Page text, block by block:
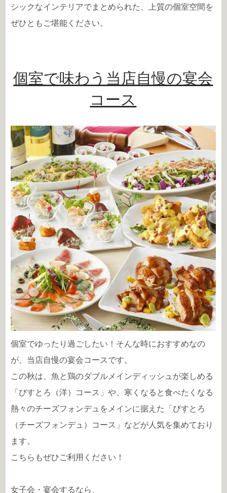
シックなインテリアでまとめられた、上質の個室空間を
ぜひともご堪能ください。
個室で味わう当店自慢の宴会
コース
個室でゆったり過ごしたい！そんな時におすすめなの
が、当店自慢の宴会コースです。
この秋は、魚と鶏のダブルメインディッシュが楽しめる
「びすとろ（洋）コース」や、寒くなると食べたくなる
熱々のチーズフォンデュをメインに据えた「びすとろ
（チーズフォンデュ）コース」などが人気を集めており
ます。
こちらもぜひご利用ください！
女子会・宴会するなら、